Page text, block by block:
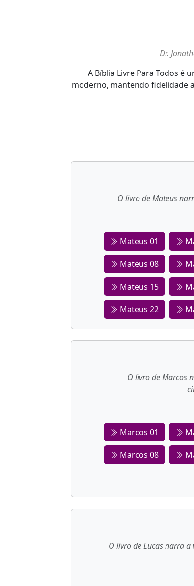
Dr.
A Bíblia Livre Para Todos é
moderno, mantendo fidelidade
O livro de Mateus
Mateus 01
Mateus 08
Mateus 15
Mateus 22
O livro de Marcos
Marcos 01
Marcos 08
O livro de Lucas narra